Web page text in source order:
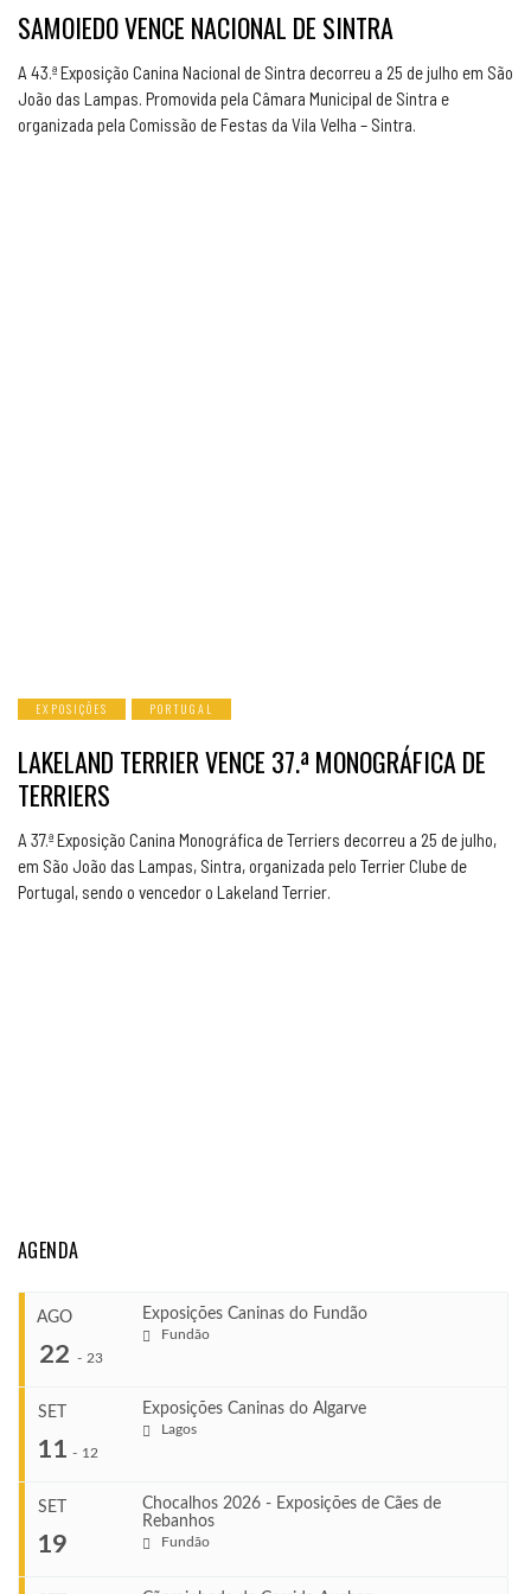
SAMOIEDO VENCE NACIONAL DE SINTRA
A 43.ª Exposição Canina Nacional de Sintra decorreu a 25 de julho em São
João das Lampas. Promovida pela Câmara Municipal de Sintra e
organizada pela Comissão de Festas da Vila Velha – Sintra.
EXPOSIÇÕES PORTUGAL
LAKELAND TERRIER VENCE 37.ª MONOGRÁFICA DE
TERRIERS
A 37.ª Exposição Canina Monográfica de Terriers decorreu a 25 de julho,
em São João das Lampas, Sintra, organizada pelo Terrier Clube de
Portugal, sendo o vencedor o Lakeland Terrier.
AGENDA
AGO
22 - 23
Exposições Caninas do Fundão
Fundão
Ago 22, 2026
SET
11 - 12
Exposições Caninas do Algarve
Lagos
SET
19
Chocalhos 2026 - Exposições de Cães de
Rebanhos
Fundão